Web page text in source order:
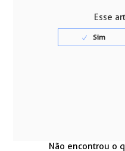
Esse
Não encontrou o